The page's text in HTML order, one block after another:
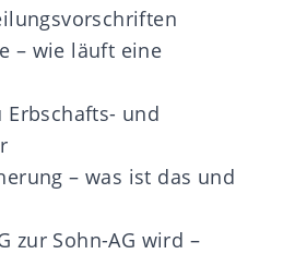
– wie läuft eine
Erbschafts- und
– was ist das und
zur Sohn-AG wird –